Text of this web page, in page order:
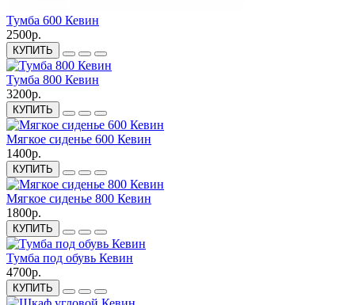
Тумба 600 Кевин
2500р.
КУПИТЬ
Тумба 800 Кевин
3200р.
КУПИТЬ
Мягкое сиденье 600 Кевин
1400р.
КУПИТЬ
Мягкое сиденье 800 Кевин
1800р.
КУПИТЬ
Тумба под обувь Кевин
4700р.
КУПИТЬ